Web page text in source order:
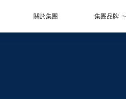
關於集團 集團品牌